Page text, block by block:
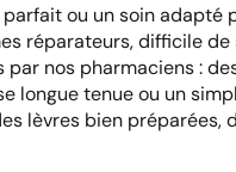
ou un soin
réparateurs, difficile
nos pharmaciens :
longue tenue ou un
lèvres bien préparées,